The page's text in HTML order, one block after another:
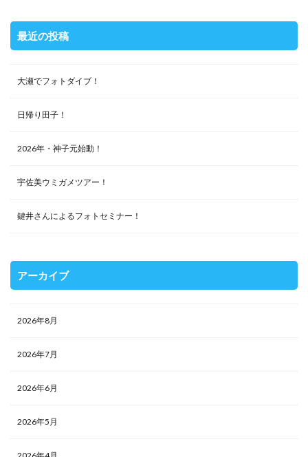
最近の投稿
大瀬でフォトダイブ！
日帰り田子！
2026年・神子元始動！
宇佐美ウミガメツアー！
鍵井さんによるフォトセミナー！
アーカイブ
2026年8月
2026年7月
2026年6月
2026年5月